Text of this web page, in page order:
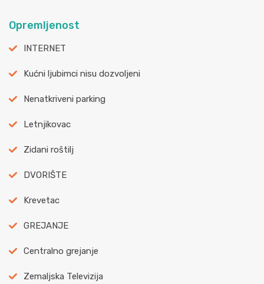
Opremljenost
INTERNET
Kućni ljubimci nisu dozvoljeni
Nenatkriveni parking
Letnjikovac
Zidani roštilj
DVORIŠTE
Krevetac
GREJANJE
Centralno grejanje
Zemaljska Televizija